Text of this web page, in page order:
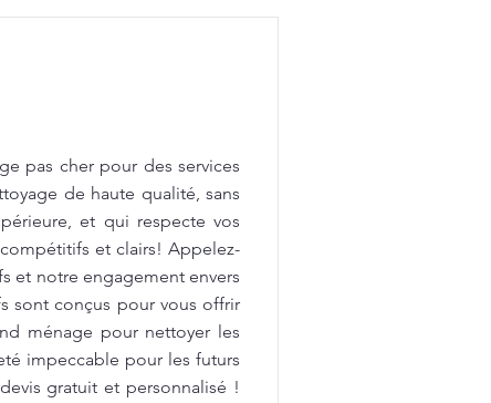
pas cher pour des services
de haute qualité, sans
et qui respecte vos
et clairs! Appelez-
et notre engagement envers
sont conçus pour vous offrir
ménage pour nettoyer les
impeccable pour les futurs
gratuit et personnalisé !